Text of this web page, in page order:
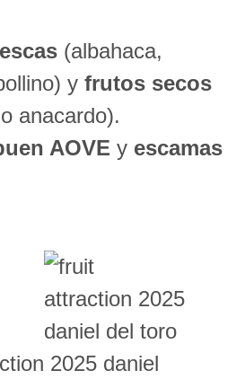
(albahaca,
yfrutos secos
anacardo).
AOVE y escamas